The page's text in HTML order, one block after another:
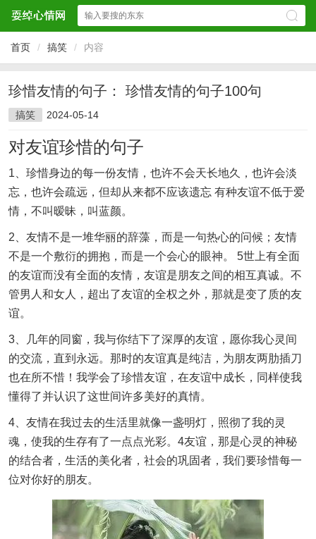
首页 / 搞笑 / 内容
珍惜友情的句子： 珍惜友情的句子100句
搞笑 2024-05-14
对友谊珍惜的句子
1、珍惜身边的每一份友情，也许不会天长地久，也许会淡
忘，也许会疏远，但却从来都不应该遗忘 有种友谊不低于爱
情，不叫暧昧，叫蓝颜。
2、友情不是一堆华丽的辞藻，而是一句热心的问候；友情
不是一个敷衍的拥抱，而是一个会心的眼神。 5世上有全面
的友谊而没有全面的友情，友谊是朋友之间的相互真诚。不
管男人和女人，超出了友谊的全权之外，那就是变了质的友
谊。
3、几年的同窗，我与你结下了深厚的友谊，愿你我心灵间
的交流，直到永远。那时的友谊真是纯洁，为朋友两肋插刀
也在所不惜！我学会了珍惜友谊，在友谊中成长，同样使我
懂得了并认识了这世间许多美好的真情。
4、友情在我过去的生活里就像一盏明灯，照彻了我的灵
魂，使我的生存有了一点点光彩。4友谊，那是心灵的神秘
的结合者，生活的美化者，社会的巩固者，我们要珍惜每一
位对你好的朋友。